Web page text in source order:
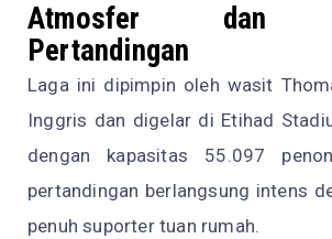
Atmosfer dan
Pertandingan
Laga ini dipimpin oleh wasit
Inggris dan digelar di Etihad
dengan kapasitas 55.097
pertandingan berlangsung intens
penuh suporter tuan rumah.